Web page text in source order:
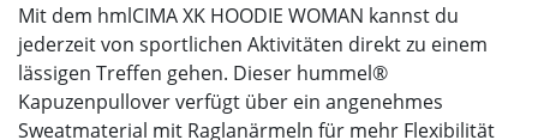
Mit dem hmlCIMA XK HOODIE WOMAN kannst du
jederzeit von sportlichen Aktivitäten direkt zu einem
lässigen Treffen gehen. Dieser hummel®
Kapuzenpullover verfügt über ein angenehmes
Sweatmaterial mit Raglanärmeln für mehr Flexibilität